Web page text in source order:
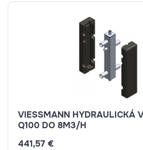
VIESSMANN HYDRAULICKÁ
Q100 DO 8M3/H
441,57 €